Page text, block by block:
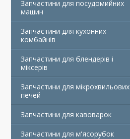
Запчастини для посудомийних
машин
Запчастини для кухонних
комбайнів
Запчастини для блендерів і
міксерів
Запчастини для мікрохвильових
печей
Запчастини для кавоварок
Запчастини для м'ясорубок